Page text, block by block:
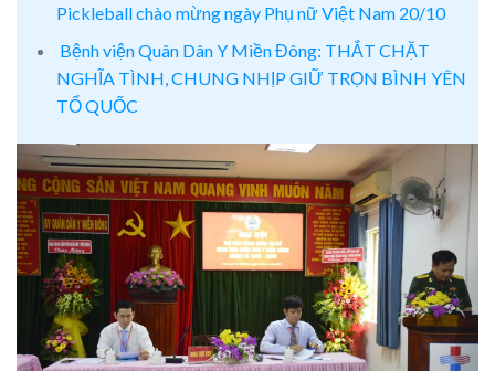
Pickleball chào mừng ngày Phụ nữ Việt Nam 20/10
Bệnh viện Quân Dân Y Miền Đông: THẮT CHẶT
NGHĨA TÌNH, CHUNG NHỊP GIỮ TRỌN BÌNH YÊN
TỔ QUỐC